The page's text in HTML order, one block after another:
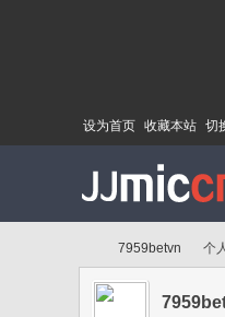
设为首页 收藏本站 切
7959betvn 个